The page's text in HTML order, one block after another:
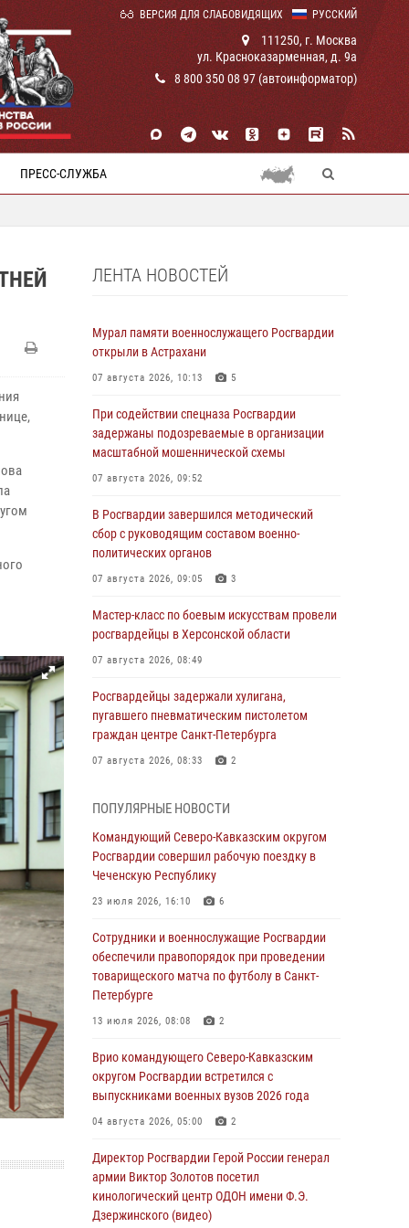
РУССКИЙ
ВЕРСИЯ ДЛЯ СЛАБОВИДЯЩИХ
111250, г. Москва
ул. Красноказарменная, д. 9а
8 800 350 08 97 (автоинформатор)
ПРЕСС-СЛУЖБА
ЛЕНТА НОВОСТЕЙ
Мурал памяти военнослужащего Росгвардии
открыли в Астрахани
07 августа 2026, 10:13 5
При содействии спецназа Росгвардии
задержаны подозреваемые в организации
масштабной мошеннической схемы
07 августа 2026, 09:52
В Росгвардии завершился методический
сбор с руководящим составом военно-
политических органов
07 августа 2026, 09:05 3
Мастер-класс по боевым искусствам провели
росгвардейцы в Херсонской области
07 августа 2026, 08:49
Росгвардейцы задержали хулигана,
пугавшего пневматическим пистолетом
граждан центре Санкт-Петербурга
07 августа 2026, 08:33 2
мужчину, пытавшегося проникнуть на
охраняемый объект через крышу (видео)
07 августа 2026, 08:04 1
Представители Росгвардии и руководство
журналистов обсудили вопросы
взаимодействия
07 августа 2026, 08:00 2
Для подразделений Росгвардии,
военной операции, переданы специальные
автомобили
07 августа 2026, 07:53 4
Иркутской области задержаны
подозреваемые в коммерческом подкупе
(видео)
07 августа 2026, 07:51
ПОПУЛЯРНЫЕ НОВОСТИ
Командующий Северо-Кавказским округом
Росгвардии совершил рабочую поездку в
Чеченскую Республику
23 июля 2026, 16:10 6
Сотрудники и военнослужащие Росгвардии
обеспечили правопорядок при проведении
товарищеского матча по футболу в Санкт-
Петербурге
13 июля 2026, 08:08 2
Врио командующего Северо-Кавказским
округом Росгвардии встретился с
выпускниками военных вузов 2026 года
04 августа 2026, 05:00 2
Директор Росгвардии Герой России генерал
армии Виктор Золотов посетил
кинологический центр ОДОН имени Ф.Э.
Дзержинского (видео)